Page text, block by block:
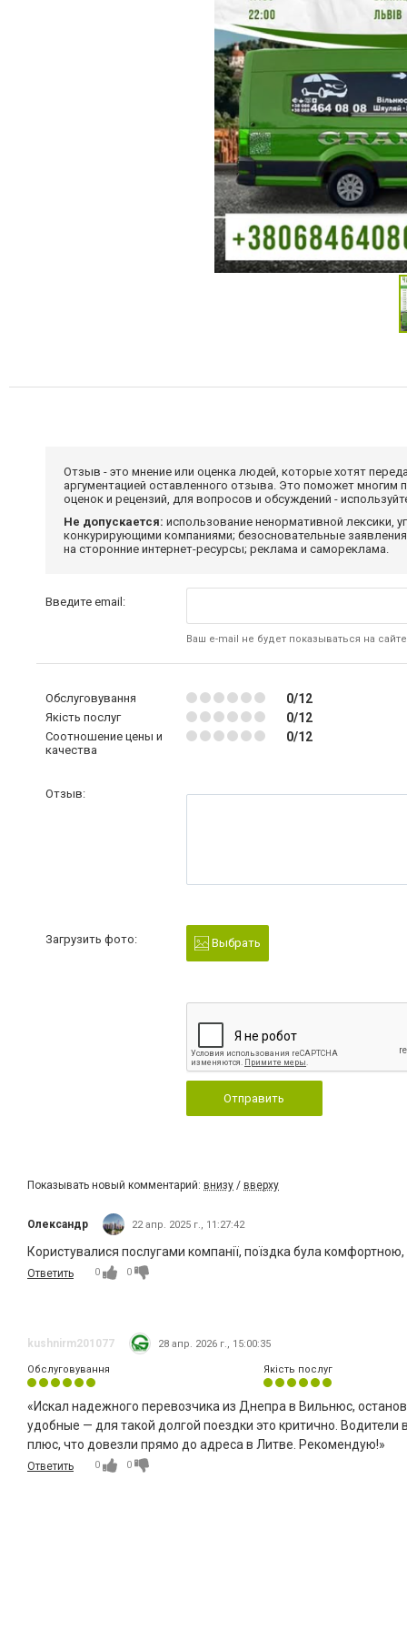
Отзыв - это мнение или оценка людей, которые хотят
аргументацией оставленного отзыва. Это поможет
оценок и рецензий, для вопросов и обсуждений -
Не допускается: использование ненормативной лексики,
конкурирующими компаниями; безосновательные
на сторонние интернет-ресурсы; реклама и самореклама.
Введите email:
Ваш e-mail не будет показываться на сайте
Обслуговування 0/12
Якість послуг 0/12
Соотношение цены и
качества
0/12
Отзыв:
Загрузить фото: Выбрать
Отправить
Показывать новый комментарий: внизу / вверху
Олександр 22 апр. 2025 г., 11:27:42
Користувалися послугами компанії, поїздка була
Ответить 0 0
kushnirm201077 28 апр. 2026 г., 15:00:35
Обслуговування Якість послуг
​«Искал надежного перевозчика из Днепра в Вильнюс,
удобные — для такой долгой поездки это критично.
плюс, что довезли прямо до адреса в Литве. Рекомендую!»
Ответить 0 0